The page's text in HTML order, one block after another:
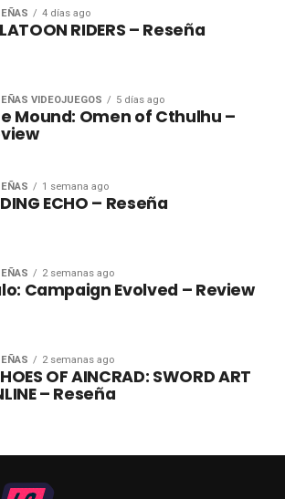
4 días ago
RIDERS – Reseña
VIDEOJUEGOS 5 días ago
Mound: Omen of Cthulhu –
1 semana ago
ECHO – Reseña
2 semanas ago
Campaign Evolved – Review
2 semanas ago
OF AINCRAD: SWORD ART
– Reseña